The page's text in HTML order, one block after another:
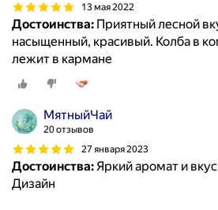
13 мая 2022
Достоинства: Приятный лесной
насыщенный, красивый. Колба в
лежит в кармане
МятныйЧай
20 отзывов
27 января 2023
Достоинства:Яркий аромат и
Дизайн